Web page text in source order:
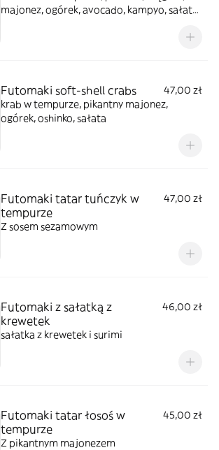
majonez, ogórek, avocado, kampyo, sałata)
Futomaki soft-shell crabs
47,00 zł
krab w tempurze, pikantny majonez,
ogórek, oshinko, sałata
Futomaki tatar tuńczyk w
tempurze
47,00 zł
Z sosem sezamowym
Futomaki z sałatką z
krewetek
46,00 zł
sałatka z krewetek i surimi
Futomaki tatar łosoś w
tempurze
45,00 zł
Z pikantnym majonezem